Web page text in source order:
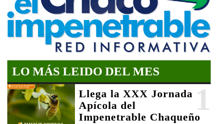
LO MÁS LEIDO DEL MES
1
Llega la XXX Jornada
Apícola del
Impenetrable Chaqueño